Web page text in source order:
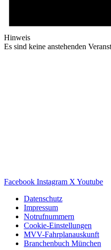
Hinweis
Es sind keine anstehenden
Facebook Instagram X Youtube
Datenschutz
Impressum
Notrufnummern
Cookie-Einstellungen
MVV-Fahrplanauskunft
Branchenbuch München